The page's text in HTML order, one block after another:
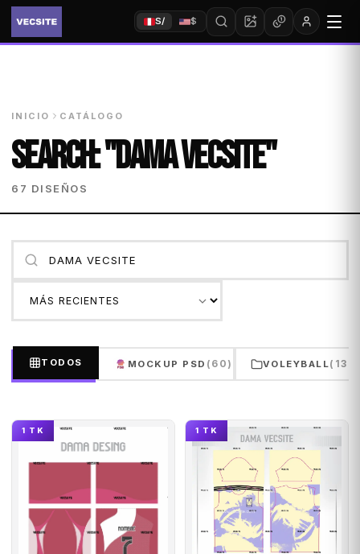
S/ $
INICIO CATÁLOGO
SEARCH: "DAMA VECSITE"
67 DISEÑOS
TODOS MOCKUP PSD (60) VOLEYBALL (132)
1 TK 1 TK